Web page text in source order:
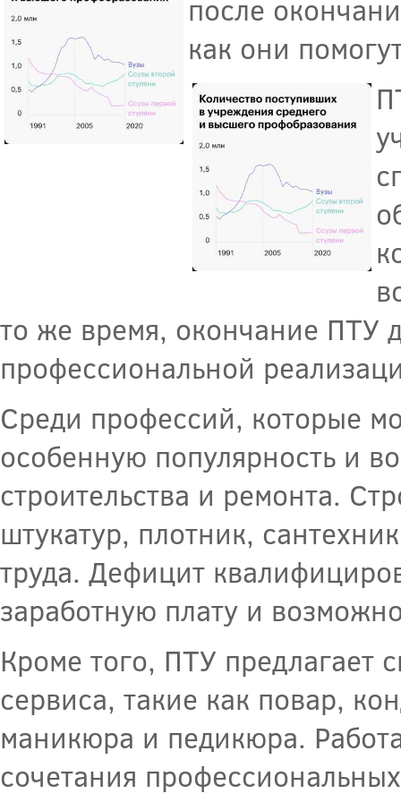
после
как они
то же время, окончание ПТУ
профессиональной
Среди профессий, которые
особенную популярность и
строительства и ремонта.
штукатур, плотник,
труда. Дефицит
заработную плату и
Кроме того, ПТУ предлагает
сервиса, такие как повар,
маникюра и педикюра.
сочетания